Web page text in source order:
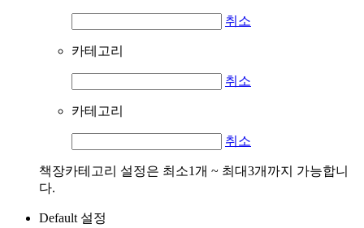
취소
카테고리
취소
카테고리
취소
책장카테고리 설정은 최소1개 ~ 최대3개까지 가능합니
다.
Default 설정